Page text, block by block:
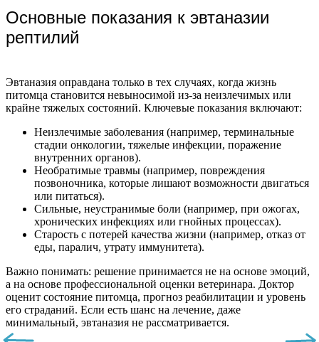
Основные показания к эвтаназии
рептилий
Эвтаназия оправдана только в тех случаях, когда жизнь
питомца становится невыносимой из-за неизлечимых или
крайне тяжелых состояний. Ключевые показания включают:
Неизлечимые заболевания (например, терминальные
стадии онкологии, тяжелые инфекции, поражение
внутренних органов).
Необратимые травмы (например, повреждения
позвоночника, которые лишают возможности двигаться
или питаться).
Сильные, неустранимые боли (например, при ожогах,
хронических инфекциях или гнойных процессах).
Старость с потерей качества жизни (например, отказ от
еды, паралич, утрату иммунитета).
Важно понимать: решение принимается не на основе эмоций,
а на основе профессиональной оценки ветеринара. Доктор
оценит состояние питомца, прогноз реабилитации и уровень
его страданий. Если есть шанс на лечение, даже
минимальный, эвтаназия не рассматривается.